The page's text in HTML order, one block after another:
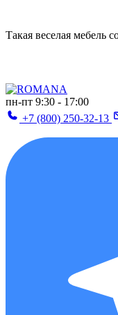
Такая веселая мебель
пн-пт 9:30 - 17:00
+7 (800) 250-32-13